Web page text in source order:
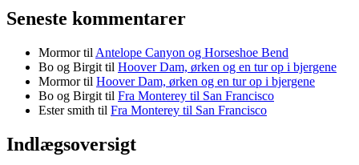
Seneste kommentarer
Mormortil Antelope Canyon og Horseshoe Bend
Bo og Birgit til Hoover Dam, ørken og en tur op i bjergene
Mormortil Hoover Dam, ørken og en tur op i bjergene
Bo og Birgit til Fra Monterey til San Francisco
Ester smith til Fra Monterey til San Francisco
Indlægsoversigt